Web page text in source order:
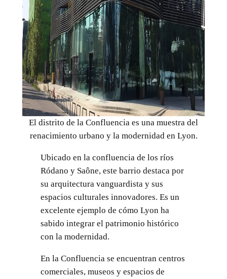
El distrito de la Confluencia es una muestra del
renacimiento urbano y la modernidad en Lyon.
Ubicado en la confluencia de los ríos
Ródano y Saône, este barrio destaca por
su arquitectura vanguardista y sus
espacios culturales innovadores. Es un
excelente ejemplo de cómo Lyon ha
sabido integrar el patrimonio histórico
con la modernidad.
En la Confluencia se encuentran centros
comerciales, museos y espacios de